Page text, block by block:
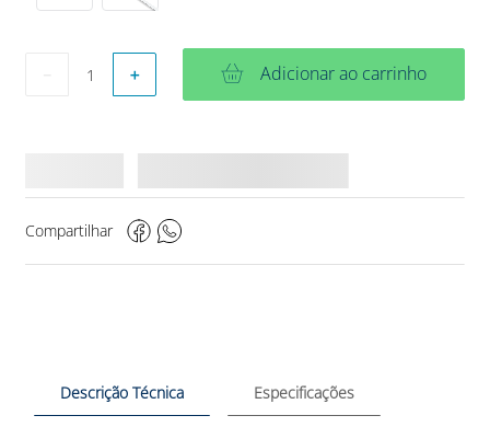
＋ Adicionar ao carrinho
Compartilhar
Descrição Técnica Especificações